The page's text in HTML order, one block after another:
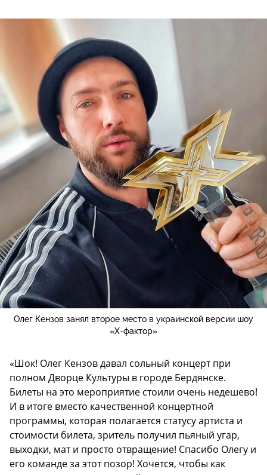
Олег Кензов занял второе место в украинской версии шоу
«Х-фактор»
«Шок! Олег Кензов давал сольный концерт при
полном Дворце Культуры в городе Бердянске.
Билеты на это мероприятие стоили очень недешево!
И в итоге вместо качественной концертной
программы, которая полагается статусу артиста и
стоимости билета, зритель получил пьяный угар,
выходки, мат и просто отвращение! Спасибо Олегу и
его команде за этот позор! Хочется, чтобы как